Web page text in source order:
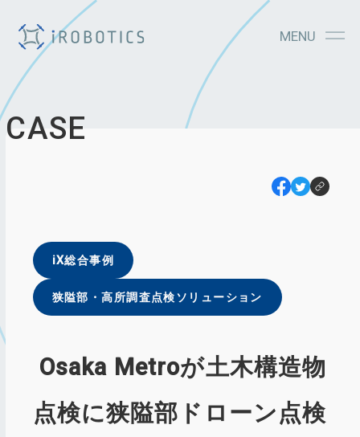
MENU
CASE
iX総合事例
狭隘部・⾼所調査点検ソリューション
Osaka Metroが土木構造物
点検に狭隘部ドローン点検